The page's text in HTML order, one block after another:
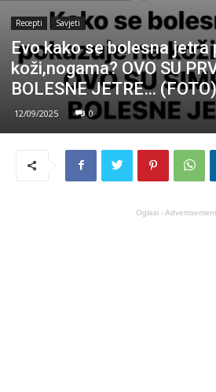
Recepti Savjeti
Evo kako se bolesna jetra
koži,nogama? OVO SU
BOLESNE JETRE… (FOTO)
12/09/2025 0
Oglasi - Advertisement